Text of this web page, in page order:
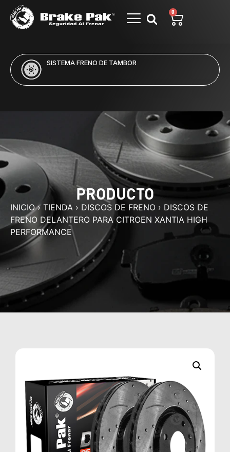
0
SISTEMA FRENO DE TAMBOR
PRODUCTO
INICIO› TIENDA › DISCOS DE FRENO › DISCOS DE
FRENO DELANTERO PARA CITROEN XANTIA HIGH
PERFORMANCE